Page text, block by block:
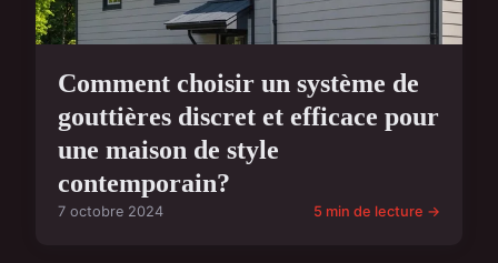
Comment choisir un système de
gouttières discret et efficace pour
une maison de style
contemporain?
7 octobre 2024 5 min de lecture →